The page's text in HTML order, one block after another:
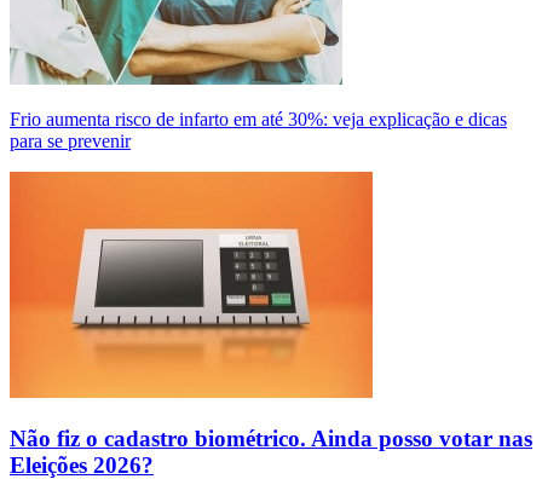
Frio aumenta risco de infarto em até 30%: veja explicação e dicas
para se prevenir
Não fiz o cadastro biométrico. Ainda posso votar nas
Eleições 2026?